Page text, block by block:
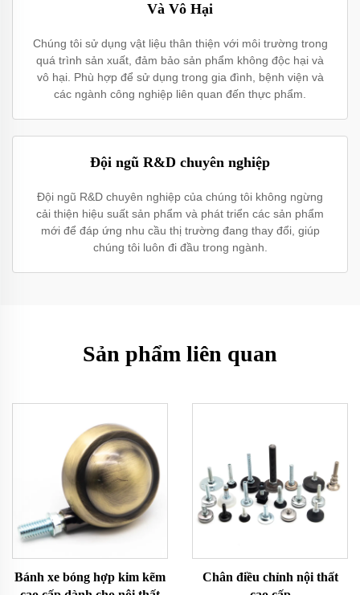
Và Vô Hại
Chúng tôi sử dụng vật liệu thân thiện với môi trường trong
quá trình sản xuất, đảm bảo sản phẩm không độc hại và
vô hại. Phù hợp để sử dụng trong gia đình, bệnh viện và
các ngành công nghiệp liên quan đến thực phẩm.
Đội ngũ R&D chuyên nghiệp
Đội ngũ R&D chuyên nghiệp của chúng tôi không ngừng
cải thiện hiệu suất sản phẩm và phát triển các sản phẩm
mới để đáp ứng nhu cầu thị trường đang thay đổi, giúp
chúng tôi luôn đi đầu trong ngành.
Sản phẩm liên quan
Bánh xe bóng hợp kim kẽm
Chân điều chỉnh nội thất